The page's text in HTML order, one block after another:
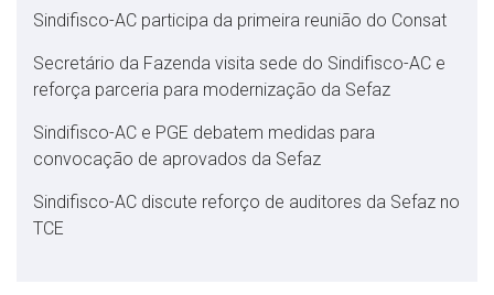
Sindifisco-AC participa da primeira reunião do Consat
Secretário da Fazenda visita sede do Sindifisco-AC e
reforça parceria para modernização da Sefaz
Sindifisco-AC e PGE debatem medidas para
convocação de aprovados da Sefaz
Sindifisco-AC discute reforço de auditores da Sefaz no
TCE